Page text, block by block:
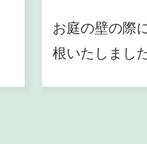
お庭の壁の際
根いたしました